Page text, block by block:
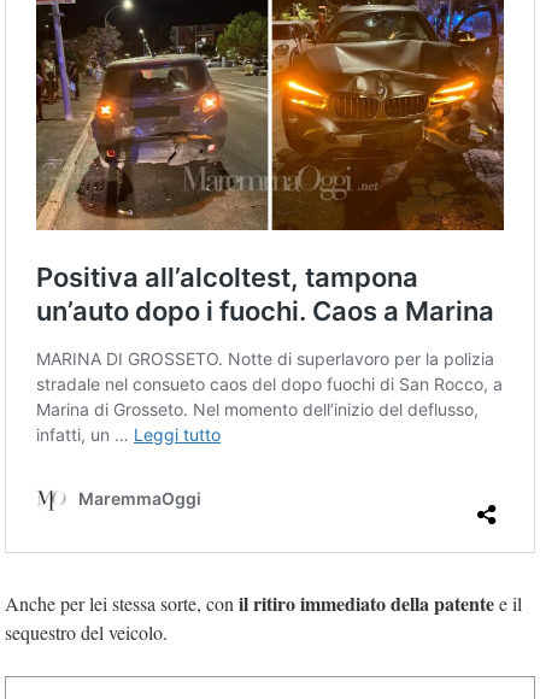
Anche per lei stessa sorte, con il ritiro immediato della patentee il
sequestro del veicolo.